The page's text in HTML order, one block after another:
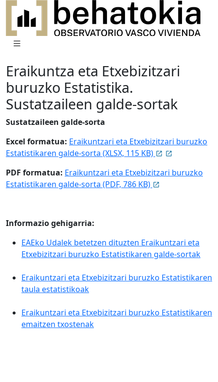
Eraikuntza eta Etxebizitzari
buruzko Estatistika.
Sustatzaileen galde-sortak
Sustatzaileen galde-sorta
Excel formatua: Eraikuntzari eta Etxebizitzari buruzko
Estatistikaren galde-sorta (XLSX, 115 KB)
PDF formatua: Eraikuntzari eta Etxebizitzari buruzko
Estatistikaren galde-sorta (PDF, 786 KB)
Informazio gehigarria:
EAEko Udalek betetzen dituzten Eraikuntzari eta
Etxebizitzari buruzko Estatistikaren galde-sortak
Eraikuntzari eta Etxebizitzari buruzko Estatistikaren
taula estatistikoak
Eraikuntzari eta Etxebizitzari buruzko Estatistikaren
emaitzen txostenak